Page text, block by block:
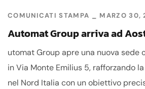
COMUNICATI STAMPA MARZO 30,
Automat Group arriva ad
utomat Group apre una nuova sede
in Via Monte Emilius 5, rafforzando
nel Nord Italia con un obiettivo